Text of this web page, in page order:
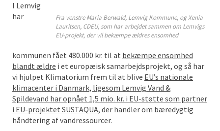
Fra venstre Maria Berwald, Lemvig Kommune, og Xenia
Lauritsen, CDEU, som har arbejdet sammen om Lemvigs
EU-projekt, der vil bekæmpe ældres ensomhed
I Lemvig
har
kommunen fået 480.000 kr. til at bekæmpe ensomhed
blandt ældre i et europæisk samarbejdsprojekt, og så har
vi hjulpet Klimatorium frem til at blive EU’s nationale
klimacenter i Danmark, ligesom Lemvig Vand &
Spildevand har opnået 1,5 mio. kr. i EU-støtte som partner
i EU-projektet SUSTAQUA, der handler om bæredygtig
håndtering af vandressourcer.